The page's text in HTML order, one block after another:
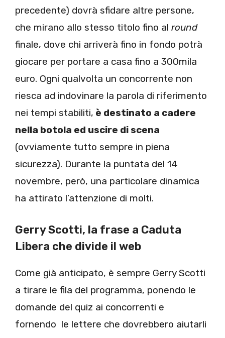
precedente) dovrà sfidare altre persone,
che mirano allo stesso titolo fino al round
finale, dove chi arriverà fino in fondo potrà
giocare per portare a casa fino a 300mila
euro. Ogni qualvolta un concorrente non
riesca ad indovinare la parola di riferimento
nei tempi stabiliti, è destinato a cadere
nella botola ed uscire di scena
(ovviamente tutto sempre in piena
sicurezza). Durante la puntata del 14
novembre, però, una particolare dinamica
ha attirato l’attenzione di molti.
Gerry Scotti, la frase a Caduta
Libera che divide il web
Come già anticipato, è sempre Gerry Scotti
a tirare le fila del programma, ponendo le
domande del quiz ai concorrenti e
fornendo le lettere che dovrebbero aiutarli